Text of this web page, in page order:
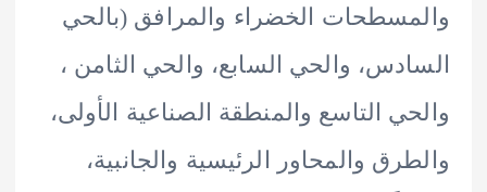
الخضراء والمرافق (بالحي
والحي السابع، والحي الثامن ،
التاسع والمنطقة الصناعية الأولى،
والمحاور الرئيسية والجانبية،